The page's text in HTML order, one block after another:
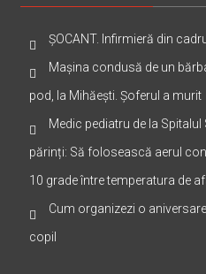
ȘOCANT. Infirmieră din
Mașina condusă de un
pod, la Mihăești. Șoferul a murit
Medic pediatru de la
părinți: Să folosească aerul
10 grade între temperatura de
Cum organizezi o
copil